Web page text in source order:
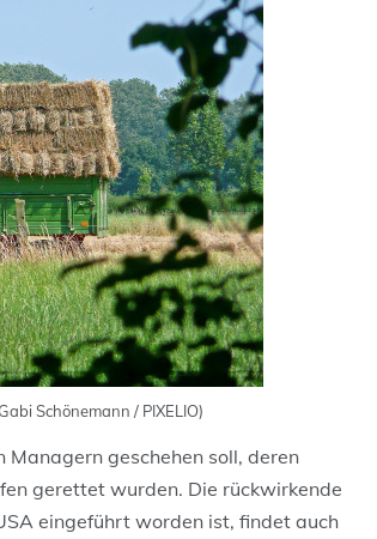
Schönemann / PIXELIO)
geschehen soll, deren
gerettet wurden. Die rückwirkende
eingeführt worden ist, findet auch